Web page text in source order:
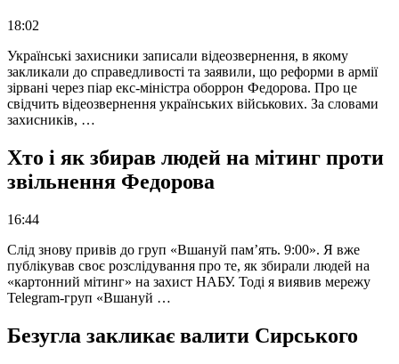
18:02
Українські захисники записали відеозвернення, в якому
закликали до справедливості та заявили, що реформи в армії
зірвані через піар екс-міністра оборрон Федорова. Про це
свідчить відеозвернення українських військових. За словами
захисників, …
Хто і як збирав людей на мітинг проти
звільнення Федорова
16:44
Слід знову привів до груп «Вшануй пам’ять. 9:00». Я вже
публікував своє розслідування про те, як збирали людей на
«картонний мітинг» на захист НАБУ. Тоді я виявив мережу
Telegram-груп «Вшануй …
Безугла закликає валити Сирського